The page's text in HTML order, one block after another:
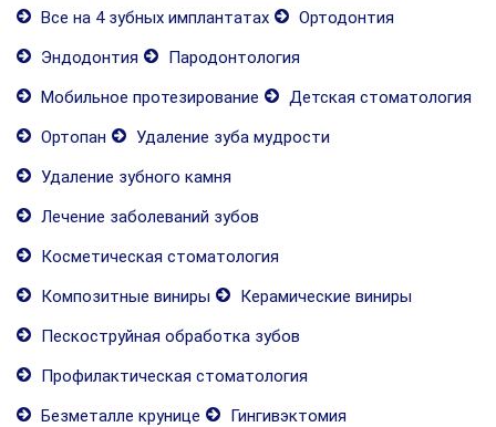
Все на 4 зубных имплантатах
Ортодонтия
Эндодонтия
Пародонтология
Мобильное протезирование
Детская стоматология
Ортопан
Удаление зуба мудрости
Удаление зубного камня
Лечение заболеваний зубов
Косметическая стоматология
Композитные виниры
Керамические виниры
Пескоструйная обработка зубов
Профилактическая стоматология
Безметалле крунице
Гингивэктомия